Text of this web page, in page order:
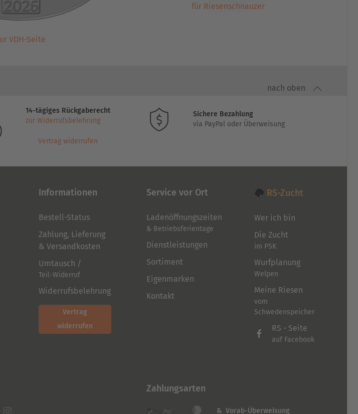
VDH-Seite
für Riesenschnauzer
nach oben
14-tägiges Rückgaberecht
zur Widerrufsbelehrung
Vertrag widerrufen
Sichere Bezahlung
via PayPal oder Überweisung
Informationen
Bestell-Status
Zahlung, Lieferung
& Versandkosten
Umtausch /
Teil-Widerruf
Widerrufsbelehrung
Vertrag
widerrufen
Service vor Ort
Ladenöffnungszeiten
& Betriebsferientage
Dienstleistungen
Sortiment
Eigenmarken
Kontakt
RS-Zucht
Wer ich bin
Die Zucht
im PSK
Wurfplanung
Welpen
Meine Riesen
vom
Schwedenspeicher
RS - Seite
auf Facebook
Zahlungsarten
& Vorab-Überweisung